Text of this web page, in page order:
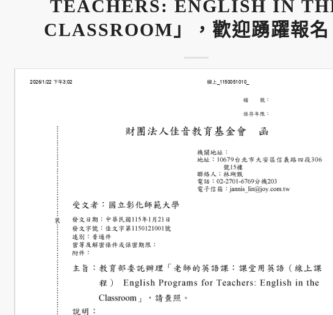
TEACHERS: ENGLISH IN
CLASSROOM」，歡迎踴躍報名